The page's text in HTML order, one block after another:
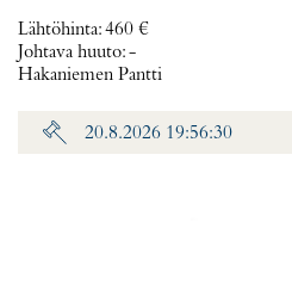
Lähtöhinta:460 €
Johtava huuto:-
Hakaniemen Pantti
20.8.2026 19:56:30